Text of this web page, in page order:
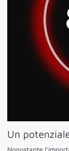
Un
Nonostante